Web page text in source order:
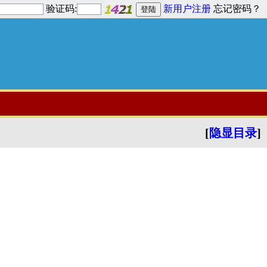
验证码: 新用户注册 忘记密码？
[隐显目录]